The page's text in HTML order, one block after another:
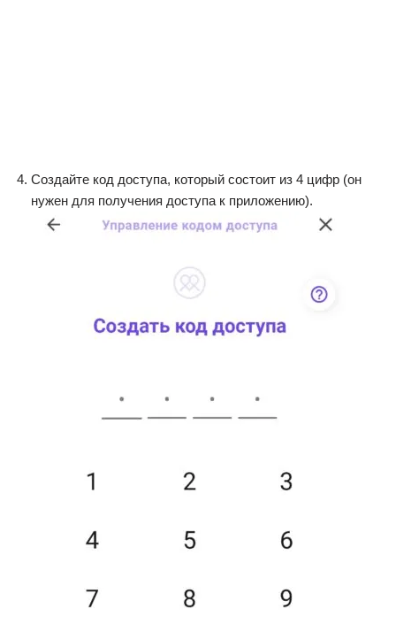
Cоздайте код доступа, который состоит из 4 цифр (он
нужен для получения доступа к приложению).